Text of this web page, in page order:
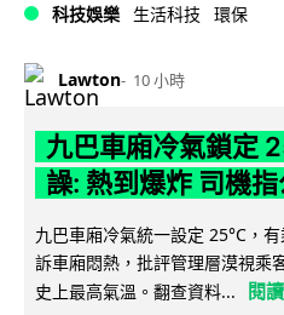
科技娛樂 生活科技 環保
Lawton 10 小時
九巴車廂冷氣鎖定
譟: 熱到爆炸 司機
九巴車廂冷氣統一設定 25°C，
訴車廂悶熱，批評管理層漠視乘
史上最高氣溫。翻查資料...
閱